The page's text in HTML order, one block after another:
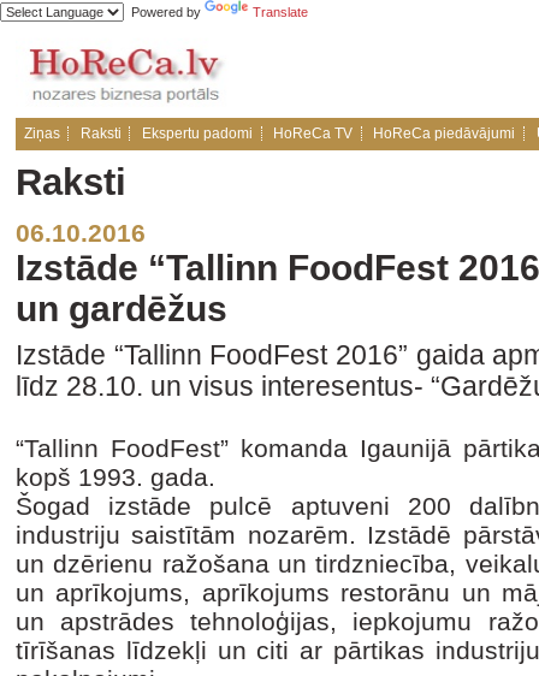
Powered by Translate
Ziņas Raksti Ekspertu padomi HoReCa TV HoReCa piedāvājumi
Raksti
06.10.2016
Izstāde “Tallinn FoodFest
un gardēžus
Izstāde “Tallinn FoodFest 2016” gaida
līdz 28.10. un visus interesentus-
“Tallinn FoodFest” komanda Igaunijā
kopš 1993. gada.
Šogad izstāde pulcē aptuveni 200
industriju saistītām nozarēm. Izstādē
un dzērienu ražošana un tirdzniecība,
un aprīkojums, aprīkojums restorānu un
un apstrādes tehnoloģijas, iepkojumu
tīrīšanas līdzekļi un citi ar pārtikas